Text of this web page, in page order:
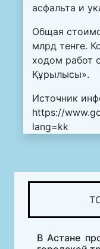
асфальта и
Общая
млрд тенге.
ходом работ
Құрылысы».
Источник
https://
lang=kk
В Астане